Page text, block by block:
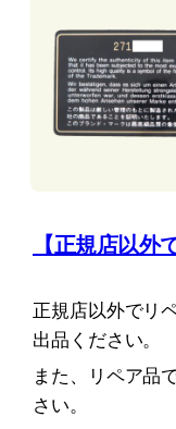
【正規店以外
正規店以外でリ
出品ください。
また、リペア品
さい。